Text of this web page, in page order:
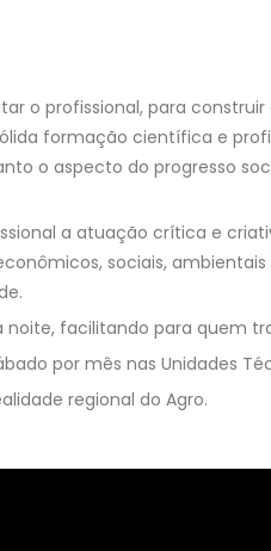
o profissional, para
formação científica e
o aspecto do progresso
a atuação crítica e
sociais,
facilitando para quem
por mês nas Unidades
regional do Agro.